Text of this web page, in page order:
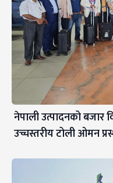
नेपाली उत्पादनको बजार
उच्चस्तरीय टोली ओमन